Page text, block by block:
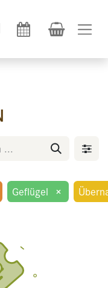
Geflügel ×